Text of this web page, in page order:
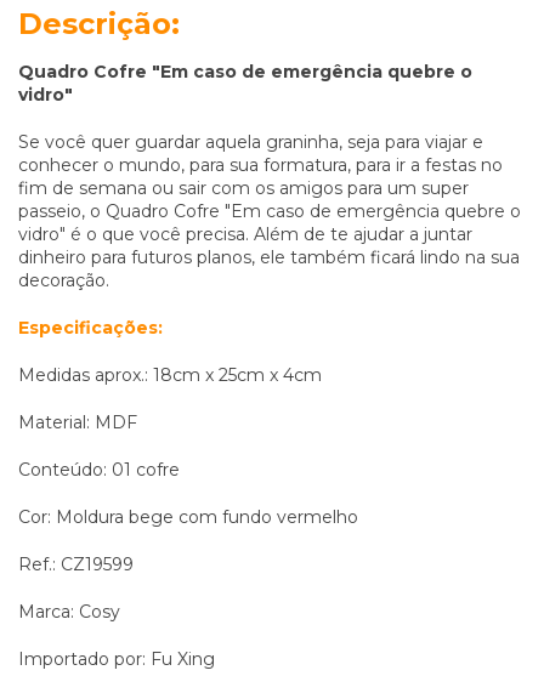
Descrição:
Quadro Cofre "Em caso de emergência quebre o
vidro"
Se você quer guardar aquela graninha, seja para viajar e
conhecer o mundo, para sua formatura, para ir a festas no
fim de semana ou sair com os amigos para um super
passeio, o Quadro Cofre "Em caso de emergência quebre o
vidro" é o que você precisa. Além de te ajudar a juntar
dinheiro para futuros planos, ele também ficará lindo na sua
decoração.
Especificações:
Medidas aprox.: 18cm x 25cm x 4cm
Material: MDF
Conteúdo: 01 cofre
Cor: Moldura bege com fundo vermelho
Ref.: CZ19599
Marca: Cosy
Importado por: Fu Xing